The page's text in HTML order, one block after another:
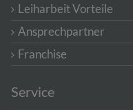
Leiharbeit Vorteile
Ansprechpartner
Franchise
Service